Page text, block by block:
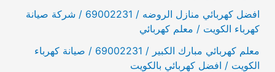
افضل كهربائي منازل الروضه / 69002231 / شركة صيانة
كهرباء الكويت / معلم كهربائي
معلم كهربائي مبارك الكبير / 69002231 / صيانة كهرباء
الكويت / افضل كهربائي بالكويت